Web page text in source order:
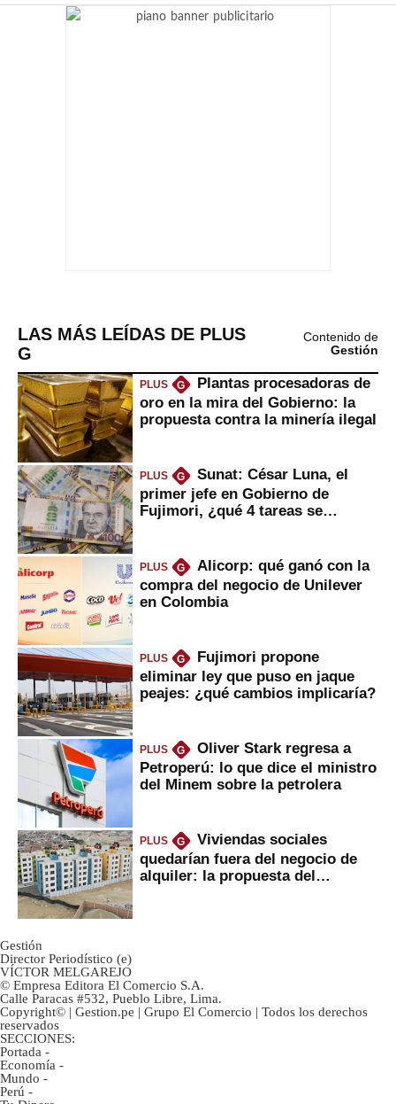
LAS MÁS LEÍDAS DE PLUS
G
Contenido de
Gestión
PLUS G
Plantas procesadoras de
oro en la mira del Gobierno: la
propuesta contra la minería ilegal
PLUS G
Sunat: César Luna, el
primer jefe en Gobierno de
Fujimori, ¿qué 4 tareas se
PLUS G
Alicorp: qué ganó con la
compra del negocio de Unilever
en Colombia
PLUS G
Fujimori propone
eliminar ley que puso en jaque
peajes: ¿qué cambios implicaría?
PLUS G
Oliver Stark regresa a
Petroperú: lo que dice el ministro
del Minem sobre la petrolera
PLUS G
Viviendas sociales
quedarían fuera del negocio de
alquiler: la propuesta del
Gestión
Director Periodístico (e)
VÍCTOR MELGAREJO
© Empresa Editora El Comercio S.A.
Calle Paracas #532, Pueblo Libre, Lima.
Copyright© | Gestion.pe | Grupo El Comercio | Todos los derechos
reservados
SECCIONES:
Portada -
Economía -
Mundo -
Perú -